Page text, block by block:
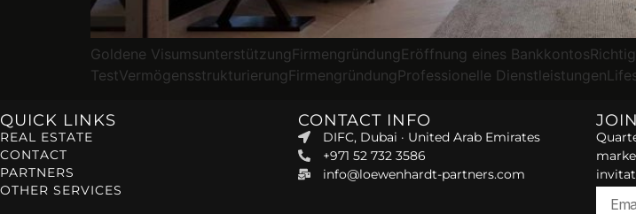
Goldene VisumsunterstützungFirmengründungEröffnung eines
TestVermögensstrukturierungFirmengründungProfessionelle
QUICK LINKS
REAL ESTATE
CONTACT
PARTNERS
OTHER SERVICES
CONTACT INFO
DIFC, Dubai · United Arab Emirates
+971 52 732 3586
info@loewenhardt-partners.com